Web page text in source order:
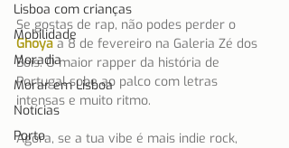
Lisboa com crianças
Mobilidade
Moradia
Morar em Lisboa
Notícias
Porto
Se gostas de rap, não podes perder o
Ghoya a 8 de fevereiro na Galeria Zé dos
Bois. O maior rapper da história de
Portugal sobe ao palco com letras
intensas e muito ritmo.
Agora, se a tua vibe é mais indie rock,